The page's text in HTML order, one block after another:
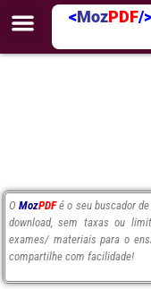
<MozPDF/>
OMozPDF é o seu buscador
download, sem taxas ou
exames/ materiais para o
compartilhe com facilidade!